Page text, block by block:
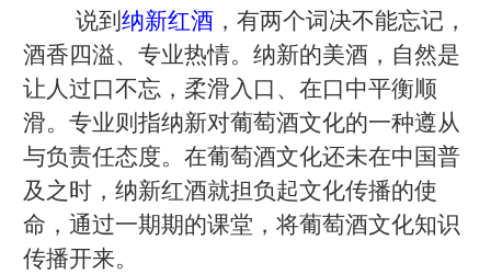
说到纳新红酒 ，有两个词决不能忘记，
酒香四溢、专业热情。纳新的美酒，自然是
让人过口不忘，柔滑入口、在口中平衡顺
滑。专业则指纳新对葡萄酒文化的一种遵从
与负责任态度。在葡萄酒文化还未在中国普
及之时，纳新红酒就担负起文化传播的使
命，通过一期期的课堂，将葡萄酒文化知识
传播开来。